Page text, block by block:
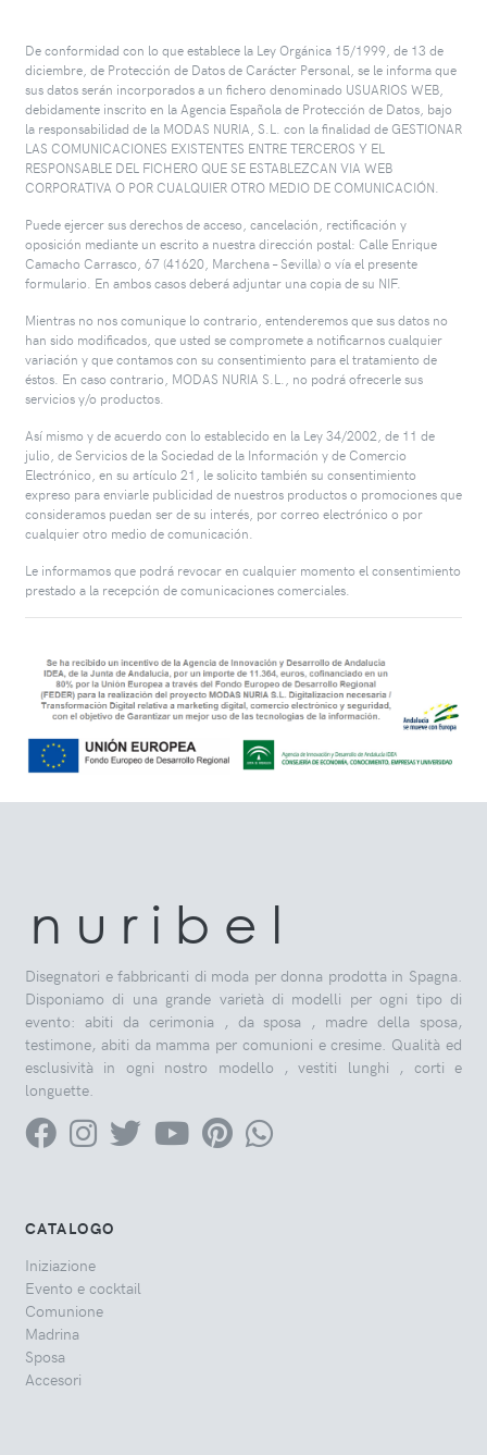
De conformidad con lo que establece la Ley Orgánica 15/1999, de 13 de
diciembre, de Protección de Datos de Carácter Personal, se le informa que
sus datos serán incorporados a un fichero denominado USUARIOS WEB,
debidamente inscrito en la Agencia Española de Protección de Datos, bajo
la responsabilidad de la MODAS NURIA, S.L. con la finalidad de GESTIONAR
LAS COMUNICACIONES EXISTENTES ENTRE TERCEROS Y EL
RESPONSABLE DEL FICHERO QUE SE ESTABLEZCAN VIA WEB
CORPORATIVA O POR CUALQUIER OTRO MEDIO DE COMUNICACIÓN.
Puede ejercer sus derechos de acceso, cancelación, rectificación y
oposición mediante un escrito a nuestra dirección postal: Calle Enrique
Camacho Carrasco, 67 (41620, Marchena – Sevilla) o vía el presente
formulario. En ambos casos deberá adjuntar una copia de su NIF.
Mientras no nos comunique lo contrario, entenderemos que sus datos no
han sido modificados, que usted se compromete a notificarnos cualquier
variación y que contamos con su consentimiento para el tratamiento de
éstos. En caso contrario, MODAS NURIA S.L., no podrá ofrecerle sus
servicios y/o productos.
Así mismo y de acuerdo con lo establecido en la Ley 34/2002, de 11 de
julio, de Servicios de la Sociedad de la Información y de Comercio
Electrónico, en su artículo 21, le solicito también su consentimiento
expreso para enviarle publicidad de nuestros productos o promociones que
consideramos puedan ser de su interés, por correo electrónico o por
cualquier otro medio de comunicación.
Le informamos que podrá revocar en cualquier momento el consentimiento
prestado a la recepción de comunicaciones comerciales.
n u r i b e l
Disegnatori e fabbricanti di moda per donna prodotta in Spagna.
Disponiamo di una grande varietà di modelli per ogni tipo di
evento: abiti da cerimonia , da sposa , madre della sposa,
testimone, abiti da mamma per comunioni e cresime. Qualità ed
esclusività in ogni nostro modello , vestiti lunghi , corti e
longuette.
CATALOGO
Iniziazione
Evento e cocktail
Comunione
Madrina
Sposa
Accesori